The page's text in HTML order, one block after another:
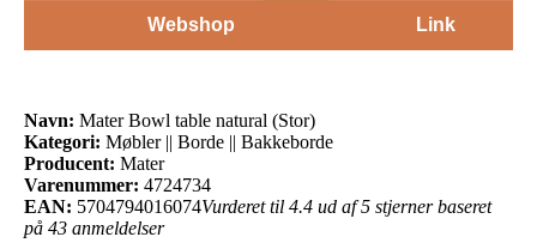
Webshop
Link
Navn: Mater Bowl table natural (Stor)
Kategori: Møbler || Borde || Bakkeborde
Producent: Mater
Varenummer: 4724734
EAN: 5704794016074Vurderet til 4.4 ud af 5 stjerner baseret
på 43 anmeldelser